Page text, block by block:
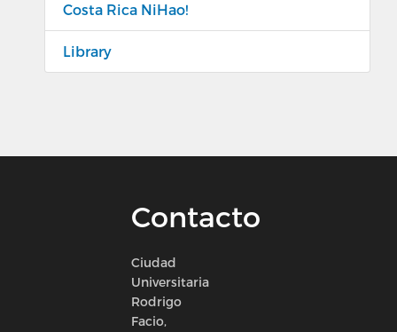
Costa Rica NiHao!
Library
Contacto
Ciudad
Universitaria
Rodrigo
Facio,